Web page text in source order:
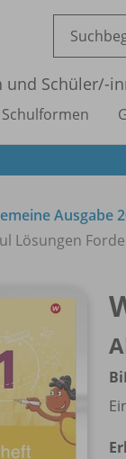
und Schüler/-
Ausgabe
Lösungen